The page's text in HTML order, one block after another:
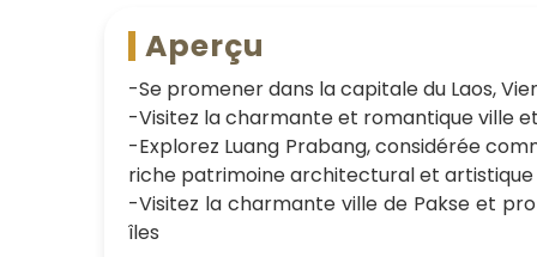
Aperçu
-Se promener dans la capitale du Laos,
-Visitez la charmante et romantique ville
-Explorez Luang Prabang, considérée
riche patrimoine architectural et artistique
-Visitez la charmante ville de Pakse et
îles